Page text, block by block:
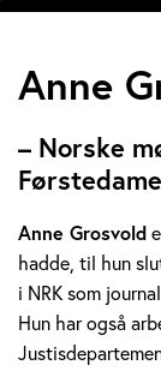
A
n
n
e
G
r
Anne
– Norske
Anne Grosvold
hadde, til hun
i NRK som
Hun har også